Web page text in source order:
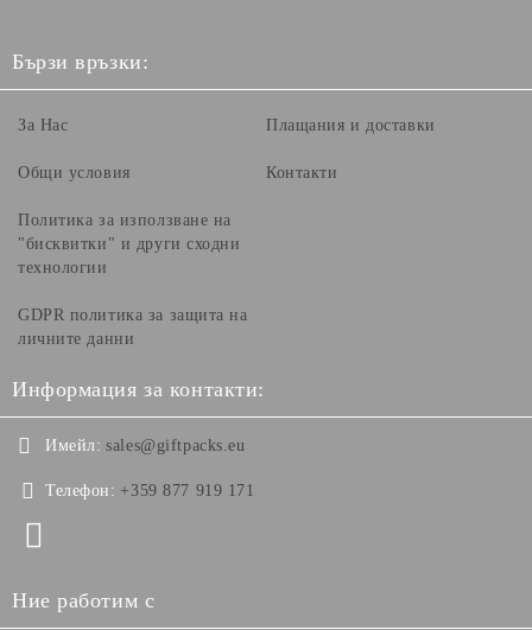
Бързи връзки:
За Нас
Общи условия
Политика за използване на
"бисквитки" и други сходни
технологии
GDPR политика за защита на
личните данни
Плащания и доставки
Контакти
Информация за контакти:
Имейл: sales@giftpacks.eu
Телефон: +359 877 919 171
Ние работим с